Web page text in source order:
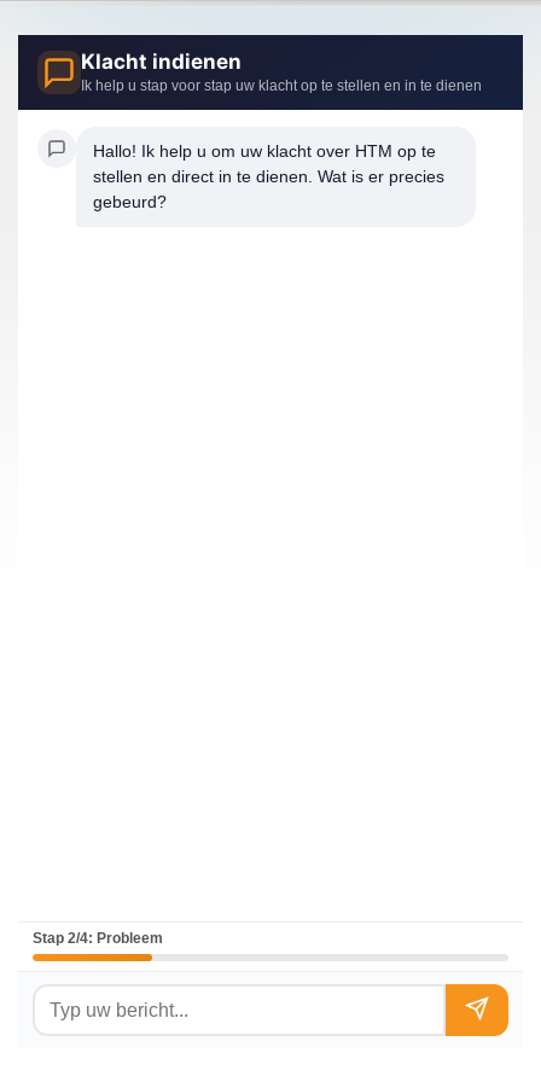
Klacht indienen
Ik help u stap voor stap uw klacht op te stellen en in te dienen
Hallo! Ik help u om uw klacht over HTM op te
stellen en direct in te dienen. Wat is er precies
gebeurd?
Stap 2/4: Probleem